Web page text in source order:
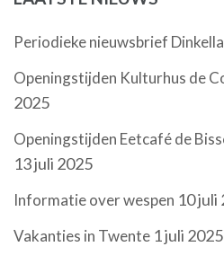
Periodieke nieuwsbrief
Openingstijden Kulturhus de
2025
Openingstijden Eetcafé de
13 juli 2025
Informatie over wespen 10 juli
Vakanties in Twente 1 juli 2025